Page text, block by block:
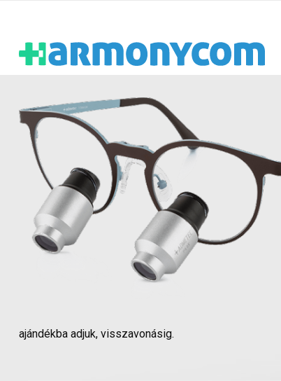
ajándékba adjuk, visszavonásig.